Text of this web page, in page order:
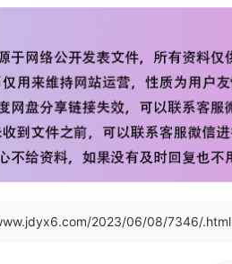
2023/06/08/7346/.html